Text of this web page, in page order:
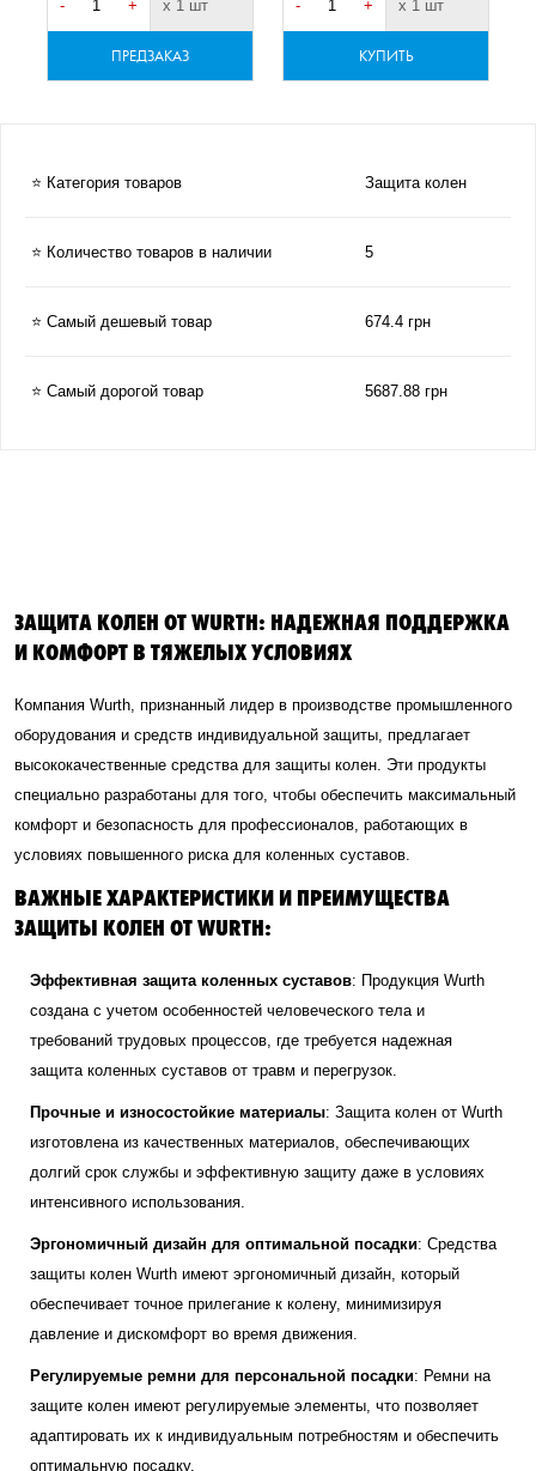
- + х 1 шт
ПРЕДЗАКАЗ
- + х 1 шт
КУПИТЬ
⭐ Категория товаров Защита колен
⭐ Количество товаров в наличии 5
⭐ Самый дешевый товар 674.4 грн
⭐ Самый дорогой товар 5687.88 грн
ЗАЩИТА КОЛЕН ОТ WURTH: НАДЕЖНАЯ ПОДДЕРЖКА
И КОМФОРТ В ТЯЖЕЛЫХ УСЛОВИЯХ
Компания Wurth, признанный лидер в производстве промышленного
оборудования и средств индивидуальной защиты, предлагает
высококачественные средства для защиты колен. Эти продукты
специально разработаны для того, чтобы обеспечить максимальный
комфорт и безопасность для профессионалов, работающих в
условиях повышенного риска для коленных суставов.
ВАЖНЫЕ ХАРАКТЕРИСТИКИ И ПРЕИМУЩЕСТВА
ЗАЩИТЫ КОЛЕН ОТ WURTH:
Эффективная защита коленных суставов: Продукция Wurth
создана с учетом особенностей человеческого тела и
требований трудовых процессов, где требуется надежная
защита коленных суставов от травм и перегрузок.
Прочные и износостойкие материалы: Защита колен от Wurth
изготовлена из качественных материалов, обеспечивающих
долгий срок службы и эффективную защиту даже в условиях
интенсивного использования.
Эргономичный дизайн для оптимальной посадки: Средства
защиты колен Wurth имеют эргономичный дизайн, который
обеспечивает точное прилегание к колену, минимизируя
давление и дискомфорт во время движения.
Регулируемые ремни для персональной посадки: Ремни на
защите колен имеют регулируемые элементы, что позволяет
адаптировать их к индивидуальным потребностям и обеспечить
оптимальную посадку.